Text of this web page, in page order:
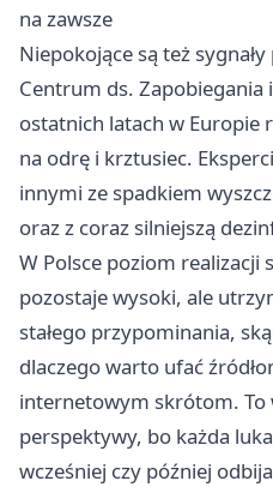
na zawsze
Niepokojące są też
Centrum ds.
ostatnich latach w Europie
na odrę i krztusiec.
innymi ze spadkiem
oraz z coraz silniejszą
W Polsce poziom realizacji
pozostaje wysoki, ale
stałego przypominania,
dlaczego warto ufać
internetowym skrótom. To
perspektywy, bo każda
wcześniej czy później